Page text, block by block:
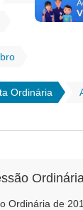
Ordinária
Ordinária de